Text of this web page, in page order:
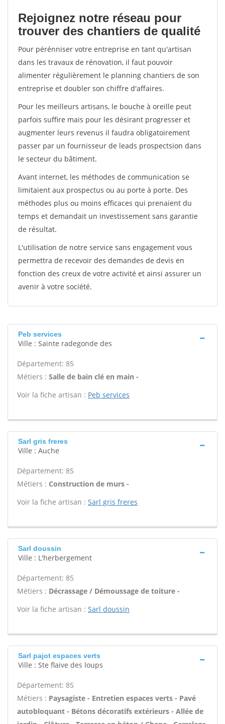
Rejoignez notre réseau pour
trouver des chantiers de qualité
Pour pérénniser votre entreprise en tant qu'artisan
dans les travaux de rénovation, il faut pouvoir
alimenter régulièrement le planning chantiers de son
entreprise et doubler son chiffre d'affaires.
Pour les meilleurs artisans, le bouche à oreille peut
parfois suffire mais pour les désirant progresser et
augmenter leurs revenus il faudra obligatoirement
passer par un fournisseur de leads prospectsion dans
le secteur du bâtiment.
Avant internet, les méthodes de communication se
limitaient aux prospectus ou au porte à porte. Des
méthodes plus ou moins efficaces qui prenaient du
temps et demandait un investissement sans garantie
de résultat.
L'utilisation de notre service sans engagement vous
permettra de recevoir des demandes de devis en
fonction des creux de votre activité et ainsi assurer un
avenir à votre société.
Peb services
Ville : Sainte radegonde des
Département: 85
Métiers : Salle de bain clé en main -
Voir la fiche artisan : Peb services
Sarl gris freres
Ville : Auche
Département: 85
Métiers : Construction de murs -
Voir la fiche artisan : Sarl gris freres
Sarl doussin
Ville : L'herbergement
Département: 85
Métiers : Décrassage / Démoussage de toiture -
Voir la fiche artisan : Sarl doussin
Sarl pajot espaces verts
Ville : Ste flaive des loups
Département: 85
Métiers : Paysagiste - Entretien espaces verts - Pavé
autobloquant - Bétons décoratifs extérieurs - Allée de